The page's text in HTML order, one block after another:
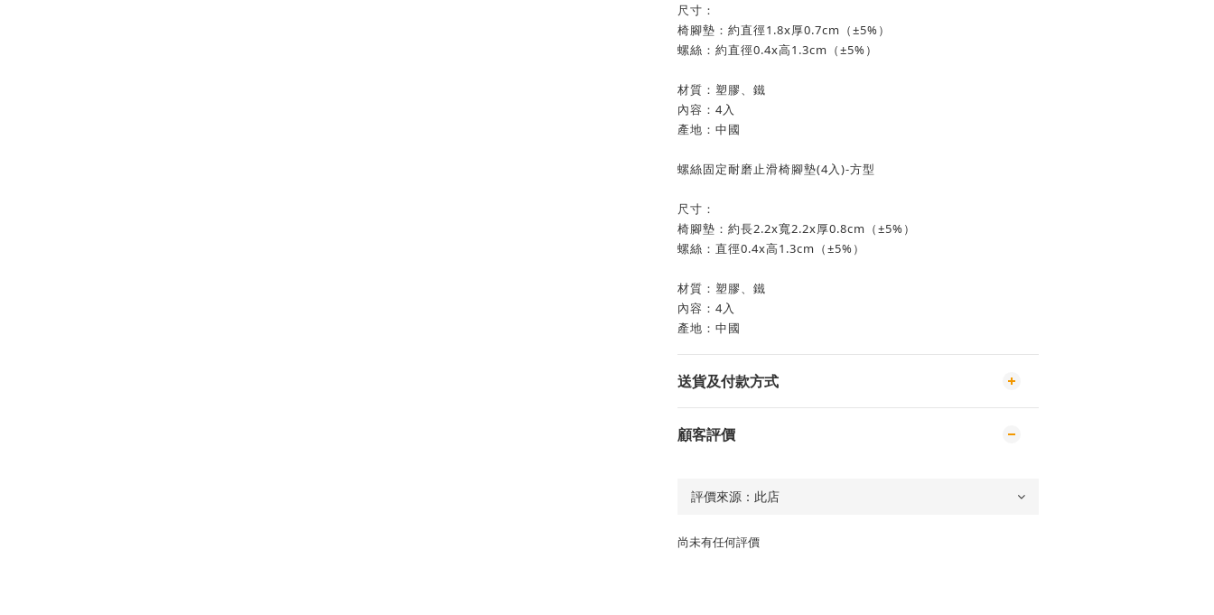
尺寸：
椅腳墊：約直徑1.8x厚0.7cm（±5%）
螺絲：約直徑0.4x高1.3cm（±5%）
材質：塑膠、鐵
內容：4入
產地：中國
螺絲固定耐磨止滑椅腳墊(4入)-方型
尺寸：
椅腳墊：約長2.2x寬2.2x厚0.8cm（±5%）
螺絲：直徑0.4x高1.3cm（±5%）
材質：塑膠、鐵
內容：4入
產地：中國
送貨及付款方式
顧客評價
尚未有任何評價